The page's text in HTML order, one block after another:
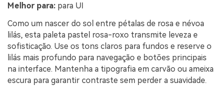
Melhor para: para UI
Como um nascer do sol entre pétalas de rosa e névoa
lilás, esta paleta pastel rosa-roxo transmite leveza e
sofisticação. Use os tons claros para fundos e reserve o
lilás mais profundo para navegação e botões principais
na interface. Mantenha a tipografia em carvão ou ameixa
escura para garantir contraste sem perder a suavidade.